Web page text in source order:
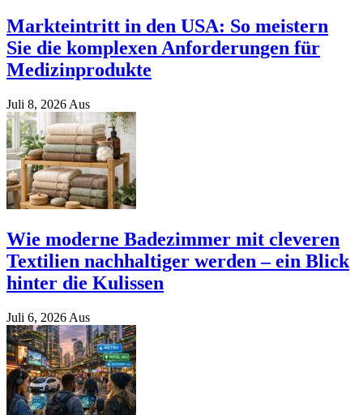
Markteintritt in den USA: So meistern
Sie die komplexen Anforderungen für
Medizinprodukte
Juli 8, 2026 Aus
Wie moderne Badezimmer mit cleveren
Textilien nachhaltiger werden – ein Blick
hinter die Kulissen
Juli 6, 2026 Aus